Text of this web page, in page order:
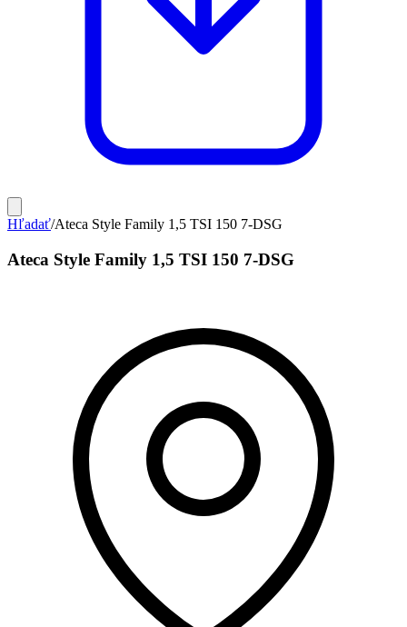
Hľadať/Ateca Style Family 1,5 TSI 150 7-DSG
Ateca Style Family 1,5 TSI 150 7-DSG